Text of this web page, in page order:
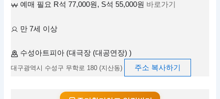
예매 필요 R석 77,000원, S석 55,000원 바로가기
만 7세 이상
수성아트피아 (대극장 (대공연장) )
대구광역시 수성구 무학로 180 (지산동) 주소 복사하기